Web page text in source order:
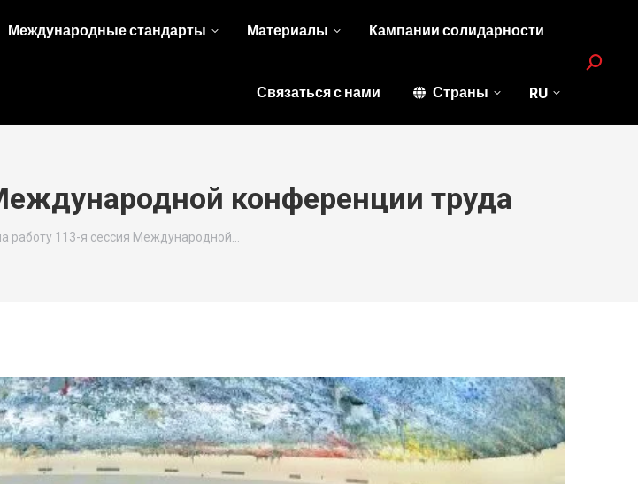
Международные стандарты Материалы Кампании солидарности
Связаться с нами Страны RU
Search:
конференции труда
работу 113-я сессия Международной…